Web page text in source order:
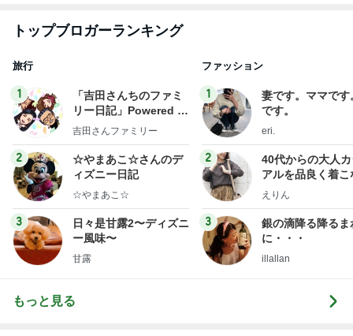
トップブロガーランキング
旅行
1
「吉田さんちのファミ
リー日記」Powered b
y Ameba 吉田さんファ
ミリーオフィシャルブ
ログ
吉田さんファミリー
2
☆やまあこ☆さんのデ
ィズニー日記
☆やまあこ☆
3
日々是甘露2〜ディズニ
ー風味〜
甘露
ファッション
1
妻です。ママです
です。
eri.
2
40代からの大人
アルを品良く着こ
ファッションブロ
えりん
3
銀の滴降る降るま
に・・・
illallan
もっと見る